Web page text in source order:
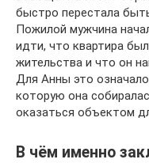
быстро перестала
Пожилой мужчина
идти, что квартира
жительства и что он
Для Анны это
которую она
оказаться объектом
В чём именно